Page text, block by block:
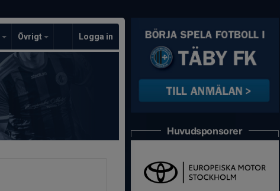
Övrigt Logga in
Huvudsponsorer